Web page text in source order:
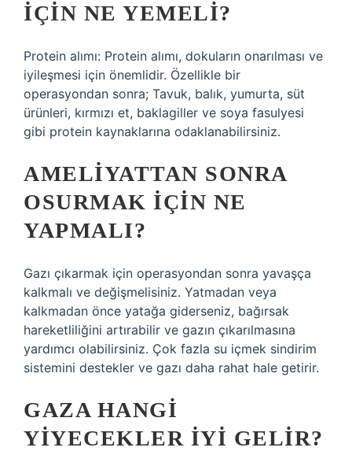
IÇIN NE YEMELI?
Protein alımı: Protein alımı, dokuların onarılması ve
iyileşmesi için önemlidir. Özellikle bir
operasyondan sonra; Tavuk, balık, yumurta, süt
ürünleri, kırmızı et, baklagiller ve soya fasulyesi
gibi protein kaynaklarına odaklanabilirsiniz.
AMELIYATTAN SONRA
OSURMAK IÇIN NE
YAPMALI?
Gazı çıkarmak için operasyondan sonra yavaşça
kalkmalı ve değişmelisiniz. Yatmadan veya
kalkmadan önce yatağa giderseniz, bağırsak
hareketliliğini artırabilir ve gazın çıkarılmasına
yardımcı olabilirsiniz. Çok fazla su içmek sindirim
sistemini destekler ve gazı daha rahat hale getirir.
GAZA HANGI
YIYECEKLER IYI GELIR?